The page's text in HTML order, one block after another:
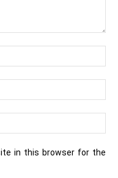
in this browser for the